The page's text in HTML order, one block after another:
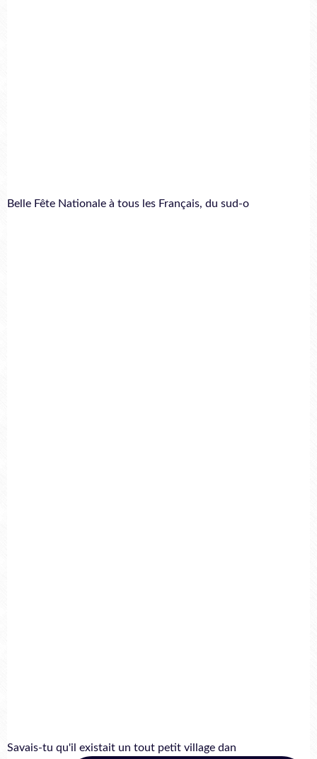
Belle Fête Nationale à tous les Français, du sud-o
Savais-tu qu'il existait un tout petit village dan